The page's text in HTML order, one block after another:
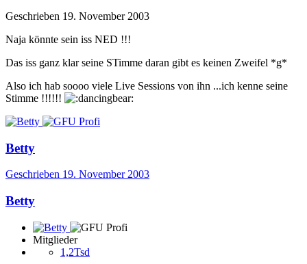
Geschrieben 19. November 2003
Naja könnte sein iss NED !!!
Das iss ganz klar seine STimme daran gibt es keinen Zweifel *g*
Also ich hab soooo viele Live Sessions von ihn ...ich kenne seine
Stimme !!!!!!
Betty
Geschrieben 19. November 2003
Betty
Mitglieder
1,2Tsd